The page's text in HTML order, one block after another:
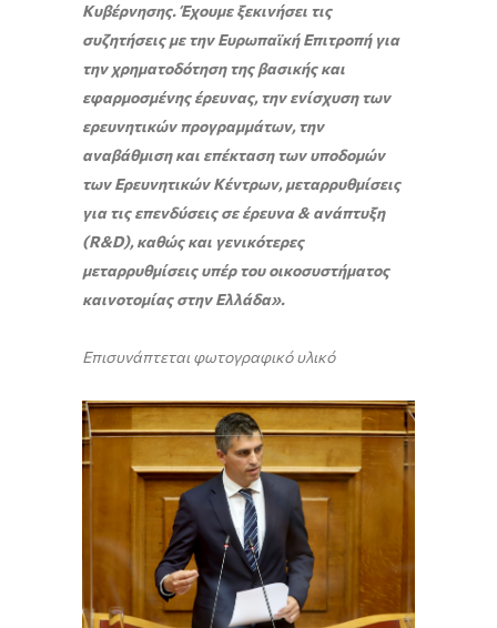
Κυβέρνησης. Έχουμε ξεκινήσει τις
συζητήσεις με την Ευρωπαϊκή Επιτροπή για
την χρηματοδότηση της βασικής και
εφαρμοσμένης έρευνας, την ενίσχυση των
ερευνητικών προγραμμάτων, την
αναβάθμιση και επέκταση των υποδομών
των Ερευνητικών Κέντρων, μεταρρυθμίσεις
για τις επενδύσεις σε έρευνα & ανάπτυξη
(R&D), καθώς και γενικότερες
μεταρρυθμίσεις υπέρ του οικοσυστήματος
καινοτομίας στην Ελλάδα».
Επισυνάπτεται φωτογραφικό υλικό